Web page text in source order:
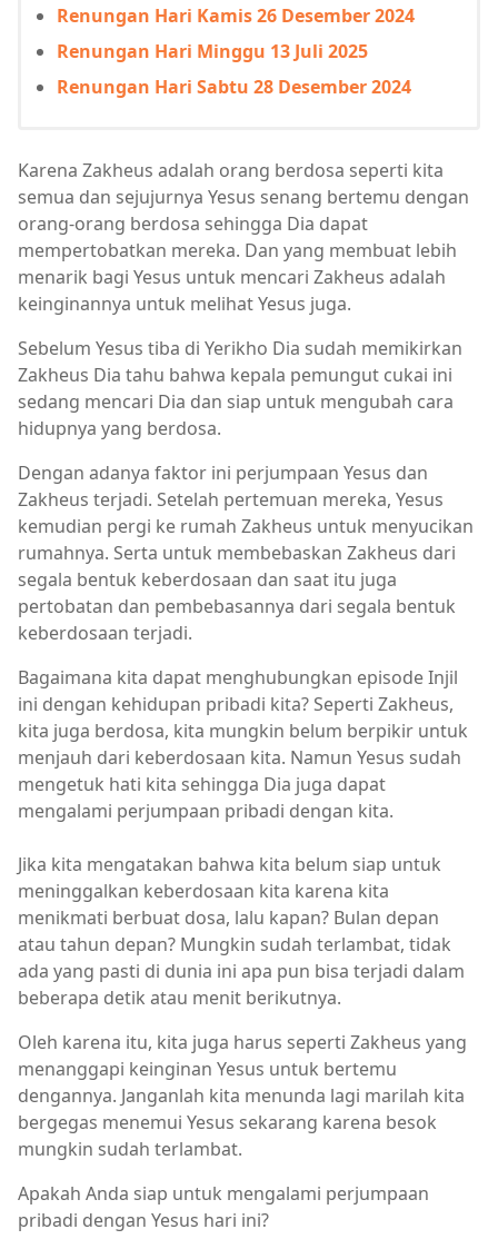
Renungan Hari Kamis 26 Desember 2024
Renungan Hari Minggu 13 Juli 2025
Renungan Hari Sabtu 28 Desember 2024
Karena Zakheus adalah orang berdosa seperti kita
semua dan sejujurnya Yesus senang bertemu dengan
orang-orang berdosa sehingga Dia dapat
mempertobatkan mereka. Dan yang membuat lebih
menarik bagi Yesus untuk mencari Zakheus adalah
keinginannya untuk melihat Yesus juga.
Sebelum Yesus tiba di Yerikho Dia sudah memikirkan
Zakheus Dia tahu bahwa kepala pemungut cukai ini
sedang mencari Dia dan siap untuk mengubah cara
hidupnya yang berdosa.
Dengan adanya faktor ini perjumpaan Yesus dan
Zakheus terjadi. Setelah pertemuan mereka, Yesus
kemudian pergi ke rumah Zakheus untuk menyucikan
rumahnya. Serta untuk membebaskan Zakheus dari
segala bentuk keberdosaan dan saat itu juga
pertobatan dan pembebasannya dari segala bentuk
keberdosaan terjadi.
Bagaimana kita dapat menghubungkan episode Injil
ini dengan kehidupan pribadi kita? Seperti Zakheus,
kita juga berdosa, kita mungkin belum berpikir untuk
menjauh dari keberdosaan kita. Namun Yesus sudah
mengetuk hati kita sehingga Dia juga dapat
mengalami perjumpaan pribadi dengan kita.
Jika kita mengatakan bahwa kita belum siap untuk
meninggalkan keberdosaan kita karena kita
menikmati berbuat dosa, lalu kapan? Bulan depan
atau tahun depan? Mungkin sudah terlambat, tidak
ada yang pasti di dunia ini apa pun bisa terjadi dalam
beberapa detik atau menit berikutnya.
Oleh karena itu, kita juga harus seperti Zakheus yang
menanggapi keinginan Yesus untuk bertemu
dengannya. Janganlah kita menunda lagi marilah kita
bergegas menemui Yesus sekarang karena besok
mungkin sudah terlambat.
Apakah Anda siap untuk mengalami perjumpaan
pribadi dengan Yesus hari ini?